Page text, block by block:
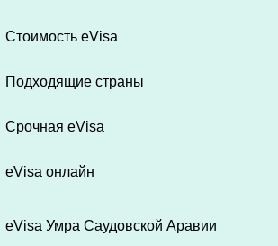
Стоимость eVisa
Подходящие страны
Срочная eVisa
eVisa онлайн
eVisa Умра Саудовской Аравии